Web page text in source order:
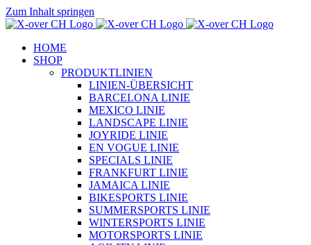
Zum Inhalt springen
HOME
SHOP
PRODUKTLINIEN
LINIEN-ÜBERSICHT
BARCELONA LINIE
MEXICO LINIE
LANDSCAPE LINIE
JOYRIDE LINIE
EN VOGUE LINIE
SPECIALS LINIE
FRANKFURT LINIE
JAMAICA LINIE
BIKESPORTS LINIE
SUMMERSPORTS LINIE
WINTERSPORTS LINIE
MOTORSPORTS LINIE